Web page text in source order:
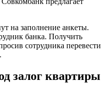
на заполнение анкеты.
банка. Получить
сотрудника перевести
залог квартиры